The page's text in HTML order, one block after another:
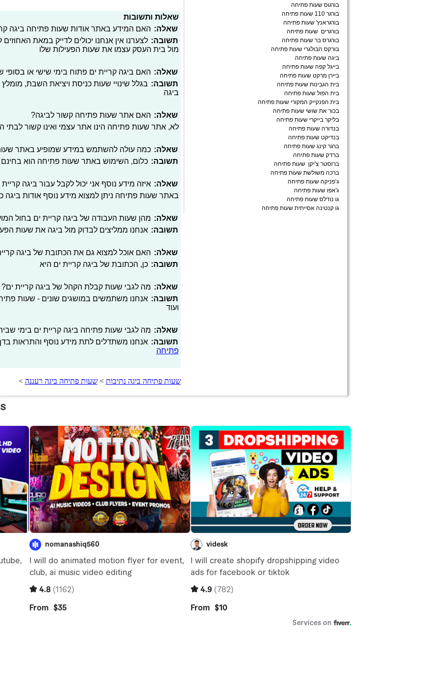
שאלות ותשובות
שאלה: האם המידע באתר אודות שעות פתיחה ביגה
תשובה: לצערנו אין אנחנו יכולים לדייק במאת
מול בית העסק עצמו את שעות הפעילות שלו
שאלה: האם ביגה קריית ים פתוח בימי שישי או בסופי
תשובה: בגלל שינויי שעות כניסת ויציאת השבת,
ביגה
שאלה: האם אתר שעות פתיחה קשור לביגה?
לא, אתר שעות פתיחה הינו אתר עצמי ואינו קשור
שאלה: כמה עולה להשתמש במידע שמופיע באתר
תשובה: כלום, השימוש באתר שעות פתיחה הוא בחינם
שאלה: איזה מידע נוסף אני יכול לקבל עבור ביגה
באתר שעות פתיחה ניתן למצוא מידע נוסף אודות ביגה
שאלה: מהן שעות העבודה של ביגה קריית ים בחול
תשובה: אנחנו ממליצים לבדוק מול ביגה את שעות
שאלה: האם אוכל למצוא גם את הכתובת של ביגה
תשובה: כן, הכתובת של ביגה קריית ים היא
שאלה: מה לגבי שעות קבלת הקהל של ביגה קריית ים?
תשובה: אנחנו משתמשים במושגים שונים - שעות
ועוד
שאלה: מה לגבי שעות פתיחה ביגה קריית ים בימי
תשובה: אנחנו משתדלים לתת מידע נוסף והתראות
פתיחה
שעות פתיחה ביגה נתיבות >שעות פתיחה ביגה רעננה >
בורגוס שעות פתיחה
בורגר 110 שעות פתיחה
בורגראנץ' שעות פתיחה
בורגרים שעות פתיחה
בורגרס בר שעות פתיחה
בורקס הבולגרי שעות פתיחה
ביגה שעות פתיחה
בייגל קפה שעות פתיחה
ביירן מרקט שעות פתיחה
בית הגבינות שעות פתיחה
בית הפול שעות פתיחה
בית הפנקייק המקורי שעות פתיחה
בכור את שושי שעות פתיחה
בליקר בייקרי שעות פתיחה
בנדורה שעות פתיחה
בנדיקט שעות פתיחה
ברגר קינג שעות פתיחה
ברדק שעות פתיחה
ברוסטר צ'יקן שעות פתיחה
ברכה משולשת שעות פתיחה
ג’פניקה שעות פתיחה
ג'אפו שעות פתיחה
גו נודלס שעות פתיחה
גו קנטינה אסייתית שעות פתיחה